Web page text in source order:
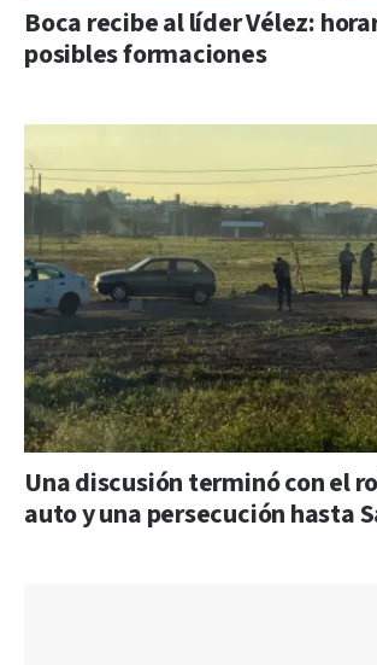
Boca recibe al líder Vélez:
posibles formaciones
Una discusión terminó con el
auto y una persecución hasta